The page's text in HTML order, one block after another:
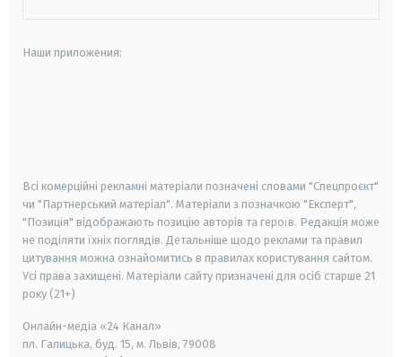
Наши приложения:
Всі комерційні рекламні матеріали позначені словами "Спецпроєкт"
чи "Партнерський матеріал". Матеріали з позначкою "Експерт",
"Позиція" відображають позицію авторів та героїв. Редакція може
не поділяти їхніх поглядів. Детальніше щодо реклами та правил
цитування можна ознайомитись в правилах користування сайтом.
Усі права захищені. Матеріали сайту призначені для осіб старше 21
року (21+)
Онлайн-медіа «24 Канал»
пл. Галицька, буд. 15, м. Львів, 79008